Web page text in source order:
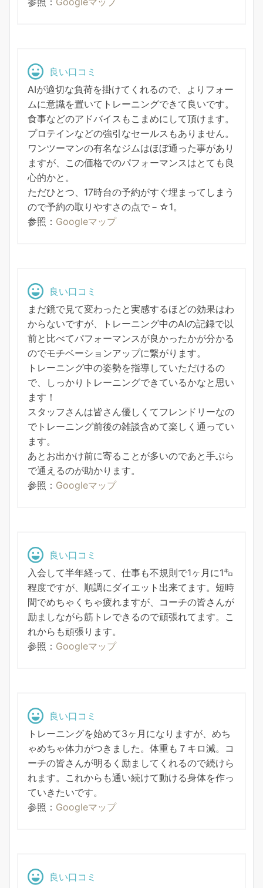
良い口コミ
AIが適切な負荷を掛けてくれるので、よりフォー
ムに意識を置いてトレーニングできて良いです。
食事などのアドバイスもこまめにして頂けます。
プロテインなどの強引なセールスもありません。
ワンツーマンの有名なジムはほぼ通った事があり
ますが、この価格でのパフォーマンスはとても良
心的かと。
ただひとつ、17時台の予約がすぐ埋まってしまう
ので予約の取りやすさの点で－☆1。
参照： Googleマップ
良い口コミ
まだ鏡で見て変わったと実感するほどの効果はわ
からないですが、トレーニング中のAIの記録で以
前と比べてパフォーマンスが良かったかが分かる
のでモチベーションアップに繋がります。
トレーニング中の姿勢を指導していただけるの
で、しっかりトレーニングできているかなと思い
ます！
スタッフさんは皆さん優しくてフレンドリーなの
でトレーニング前後の雑談含めて楽しく通ってい
ます。
あとお出かけ前に寄ることが多いのであと手ぶら
で通えるのが助かります。
参照： Googleマップ
良い口コミ
入会して半年経って、仕事も不規則で1ヶ月に1㌔
程度ですが、順調にダイエット出来てます。短時
間でめちゃくちゃ疲れますが、コーチの皆さんが
励ましながら筋トレできるので頑張れてます。こ
れからも頑張ります。
参照： Googleマップ
良い口コミ
トレーニングを始めて3ヶ月になりますが、めち
ゃめちゃ体力がつきました。体重も７キロ減。コ
ーチの皆さんが明るく励ましてくれるので続けら
れます。これからも通い続けて動ける身体を作っ
ていきたいです。
参照： Googleマップ
良い口コミ